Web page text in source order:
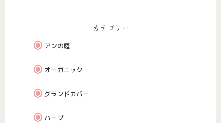
カテゴリー
アンの庭
オーガニック
グランドカバー
ハーブ